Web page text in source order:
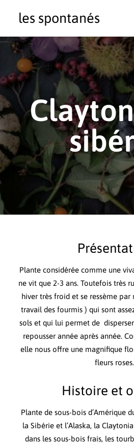
les spontanés
Plante considérée comme une
ne vit que 2-3 ans. Toutefois très
hiver très froid et se ressème
travail des fourmis ) qui sont
sols et qui lui permet de
repousser année après année.
elle nous offre une magnifique
fleurs roses.
Histoire et
Plante de sous-bois d’Amérique
la Sibérie et l’Alaska, la
dans les sous-bois frais, les